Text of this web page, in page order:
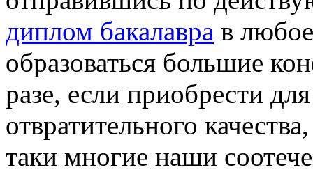
диплом бакалавра в
образоваться большие
разе, если приобрести
отвратительного
таки многие наши